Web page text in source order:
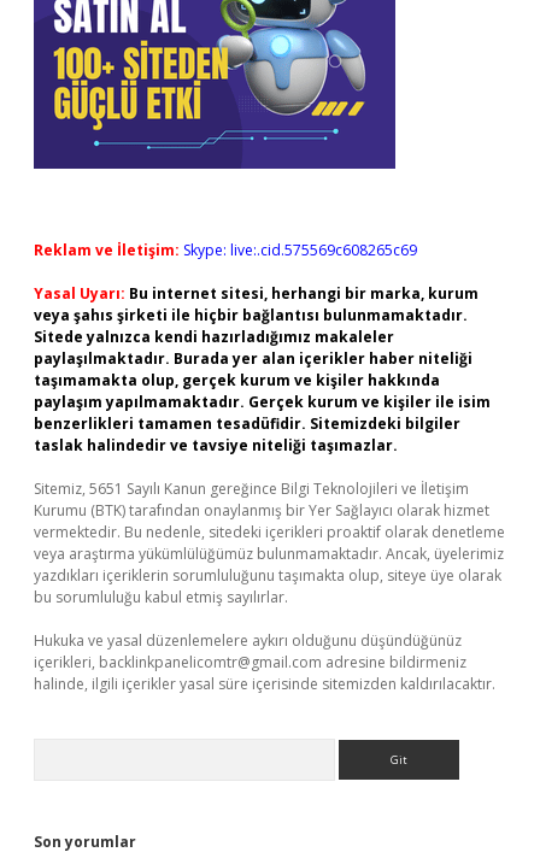
Reklam ve İletişim: Skype: live:.cid.575569c608265c69
Yasal Uyarı: Bu internet sitesi, herhangi bir marka, kurum
veya şahıs şirketi ile hiçbir bağlantısı bulunmamaktadır.
Sitede yalnızca kendi hazırladığımız makaleler
paylaşılmaktadır. Burada yer alan içerikler haber niteliği
taşımamakta olup, gerçek kurum ve kişiler hakkında
paylaşım yapılmamaktadır. Gerçek kurum ve kişiler ile isim
benzerlikleri tamamen tesadüfidir. Sitemizdeki bilgiler
taslak halindedir ve tavsiye niteliği taşımazlar.
Sitemiz, 5651 Sayılı Kanun gereğince Bilgi Teknolojileri ve İletişim
Kurumu (BTK) tarafından onaylanmış bir Yer Sağlayıcı olarak hizmet
vermektedir. Bu nedenle, sitedeki içerikleri proaktif olarak denetleme
veya araştırma yükümlülüğümüz bulunmamaktadır. Ancak, üyelerimiz
yazdıkları içeriklerin sorumluluğunu taşımakta olup, siteye üye olarak
bu sorumluluğu kabul etmiş sayılırlar.
Hukuka ve yasal düzenlemelere aykırı olduğunu düşündüğünüz
içerikleri, backlinkpanelicomtr@gmail.com adresine bildirmeniz
halinde, ilgili içerikler yasal süre içerisinde sitemizden kaldırılacaktır.
Son yorumlar